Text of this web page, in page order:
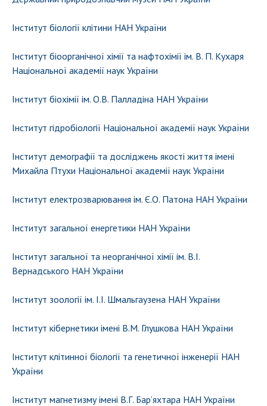
Інститут біології клітини НАН України
Інститут біоорганічної хімії та нафтохімії ім. В. П. Кухаря
Національної академії наук України
Інститут біохімії ім. О.В. Палладіна НАН України
Інститут гідробіології Національної академії наук України
Інститут демографії та досліджень якості життя імені
Михайла Птухи Національної академії наук України
Інститут електрозварювання ім. Є.О. Патона НАН України
Інститут загальної енергетики НАН України
Інститут загальної та неорганічної хімії ім. В.І.
Вернадського НАН України
Інститут зоології ім. І.І. Шмальгаузена НАН України
Інститут кібернетики імені В.М. Глушкова НАН України
Інститут клітинної біології та генетичної інженерії НАН
України
Інститут магнетизму імені В.Г. Бар’яхтара НАН України